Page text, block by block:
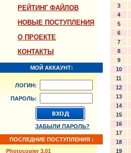
РЕЙТИНГ ФАЙЛОВ
НОВЫЕ ПОСТУПЛЕНИЯ
О ПРОЕКТЕ
КОНТАКТЫ
МОЙ АККАУНТ:
ЛОГИН:
ПАРОЛЬ:
ЗАБЫЛИ ПАРОЛЬ?
ПОСЛЕДНИЕ ПОСТУПЛЕНИЯ :
Photocopier 3.01
3
4
5
6
7
8
9
10
11
12
13
14
15
16
17
18
19